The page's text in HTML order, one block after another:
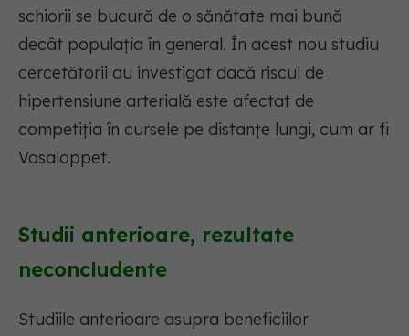
schiorii se bucură de o sănătate mai bună
decât populația în general. În acest nou studiu
cercetătorii au investigat dacă riscul de
hipertensiune arterială este afectat de
competiția în cursele pe distanțe lungi, cum ar fi
Vasaloppet.
Studii anterioare, rezultate
neconcludente
Studiile anterioare asupra beneficiilor